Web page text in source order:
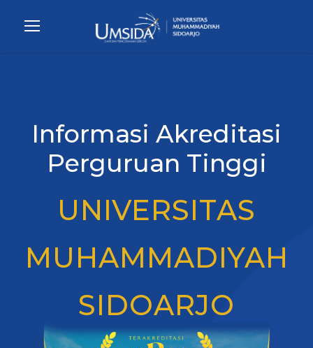
Informasi Akreditasi
Perguruan Tinggi
UNIVERSITAS
MUHAMMADIYAH
SIDOARJO